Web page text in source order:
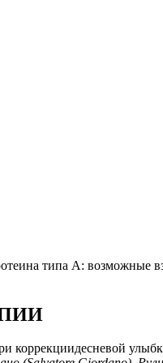
типа А: возможные
коррекциидесневой